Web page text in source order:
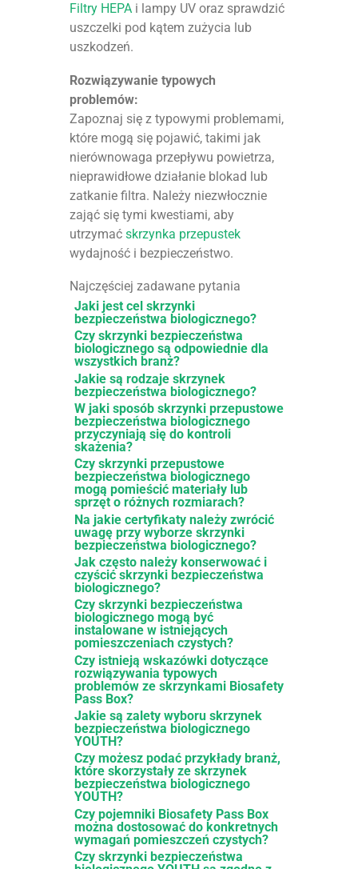
Filtry HEPA i lampy UV oraz sprawdzić
uszczelki pod kątem zużycia lub
uszkodzeń.
Rozwiązywanie typowych
problemów:
Zapoznaj się z typowymi problemami,
które mogą się pojawić, takimi jak
nierównowaga przepływu powietrza,
nieprawidłowe działanie blokad lub
zatkanie filtra. Należy niezwłocznie
zająć się tymi kwestiami, aby
utrzymaćskrzynka przepustek
wydajność i bezpieczeństwo.
Najczęściej zadawane pytania
Jaki jest cel skrzynki
bezpieczeństwa biologicznego?
Czy skrzynki bezpieczeństwa
biologicznego są odpowiednie dla
wszystkich branż?
Jakie są rodzaje skrzynek
bezpieczeństwa biologicznego?
W jaki sposób skrzynki przepustowe
bezpieczeństwa biologicznego
przyczyniają się do kontroli
skażenia?
Czy skrzynki przepustowe
bezpieczeństwa biologicznego
mogą pomieścić materiały lub
sprzęt o różnych rozmiarach?
Na jakie certyfikaty należy zwrócić
uwagę przy wyborze skrzynki
bezpieczeństwa biologicznego?
Jak często należy konserwować i
czyścić skrzynki bezpieczeństwa
biologicznego?
Czy skrzynki bezpieczeństwa
biologicznego mogą być
instalowane w istniejących
pomieszczeniach czystych?
Czy istnieją wskazówki dotyczące
rozwiązywania typowych
problemów ze skrzynkami Biosafety
Pass Box?
Jakie są zalety wyboru skrzynek
bezpieczeństwa biologicznego
YOUTH?
Czy możesz podać przykłady branż,
które skorzystały ze skrzynek
bezpieczeństwa biologicznego
YOUTH?
Czy pojemniki Biosafety Pass Box
można dostosować do konkretnych
wymagań pomieszczeń czystych?
Czy skrzynki bezpieczeństwa